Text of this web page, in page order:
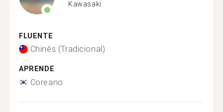
Kawasaki
FLUENTE
Chinês (Tradicional)
APRENDE
Coreano